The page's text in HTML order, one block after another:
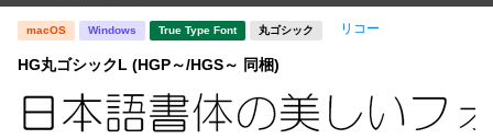
macOS Windows True Type Font 丸ゴシック リコー
HG丸ゴシックL (HGP～/HGS～ 同梱)